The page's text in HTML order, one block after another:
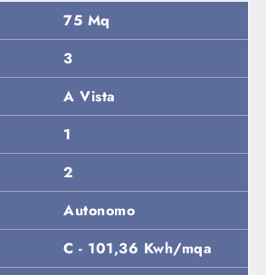
75 Mq
3
A Vista
1
2
Autonomo
C - 101,36 Kwh/mqa